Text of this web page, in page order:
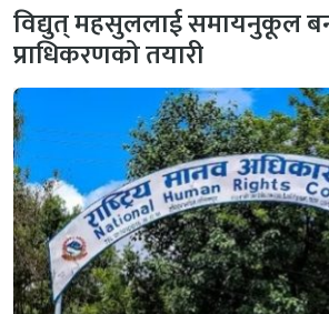
विद्युत् महसुललाई समायनुकूल
प्राधिकरणको तयारी